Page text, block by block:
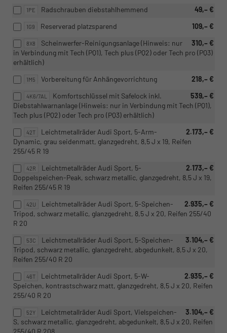
1PE 49,– €
Radschrauben diebstahlhemmend
1G9 109,– €
Reserverad platzsparend
8X8 310,– €
Scheinwerfer-Reinigungsanlage (Hinweis: nur
in Verbindung mit Tech (PQ1), Tech plus (PQ2) oder Tech pro (PQ3)
erhältlich)
1M5 218,– €
Vorbereitung für Anhängevorrichtung
4K6/7AL 539,– €
Komfortschlüssel mit Safelock inkl.
Diebstahlwarnanlage (Hinweis: nur in Verbindung mit Tech (PQ1),
Tech plus (PQ2) oder Tech pro (PQ3) erhältlich)
42T 2.173,– €
Leichtmetallräder Audi Sport, 5-Arm-
Dynamic, grau seidenmatt, glanzgedreht, 8,5 J x 19, Reifen
255/45 R 19
42R 2.173,– €
Leichtmetallräder Audi Sport, 5-
Doppelspeichen-Peak, schwarz metallic, glanzgedreht, 8,5 J x 19,
Reifen 255/45 R 19
42U 2.935,– €
Leichtmetallräder Audi Sport, 5-Speichen-
Tripod, schwarz metallic, glanzgedreht, 8,5 J x 20, Reifen 255/40
R 20
53C 3.104,– €
Leichtmetallräder Audi Sport, 5-Speichen-
Tripod, schwarz metallic, glanzgedreht, abgedunkelt, 8,5 J x 20,
Reifen 255/40 R 20
46T 2.935,– €
Leichtmetallräder Audi Sport, 5-W-
Speichen, kontrastschwarz matt, glanzgedreht, 8,5 J x 20, Reifen
255/40 R 20
52Y 3.104,– €
Leichtmetallräder Audi Sport, Vielspeichen-
S, schwarz metallic, glanzgedreht, abgedunkelt, 8,5 J x 20, Reifen